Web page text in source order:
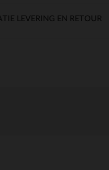
LEVERING EN RETOUR